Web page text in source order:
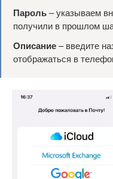
Пароль– указываем
получили в прошлом
Описание– введите
отображаться в